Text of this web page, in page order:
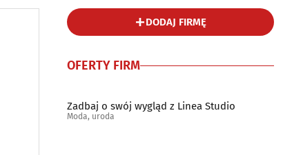
DODAJ FIRMĘ
OFERTY FIRM
Zadbaj o swój wygląd z Linea Studio
Moda, uroda